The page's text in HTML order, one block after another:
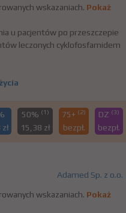
wskazaniach. Pokaż
u pacjentów po przeszczepie
leczonych cyklofosfamidem
50% (1)
15,38 zł
75+ (2)
bezpł.
DZ (3)
bezpł.
Adamed Sp. z o.o.
wskazaniach. Pokaż